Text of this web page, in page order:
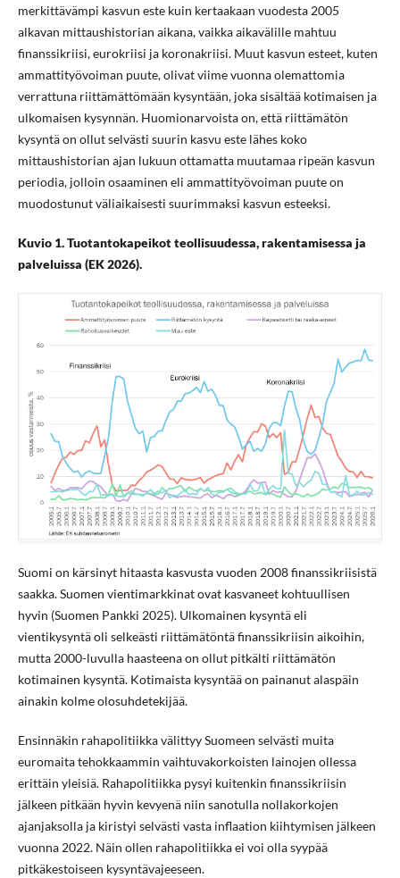
merkittävämpi kasvun este kuin kertaakaan vuodesta 2005
alkavan mittaushistorian aikana, vaikka aikavälille mahtuu
finanssikriisi, eurokriisi ja koronakriisi. Muut kasvun esteet, kuten
ammattityövoiman puute, olivat viime vuonna olemattomia
verrattuna riittämättömään kysyntään, joka sisältää kotimaisen ja
ulkomaisen kysynnän. Huomionarvoista on, että riittämätön
kysyntä on ollut selvästi suurin kasvu este lähes koko
mittaushistorian ajan lukuun ottamatta muutamaa ripeän kasvun
periodia, jolloin osaaminen eli ammattityövoiman puute on
muodostunut väliaikaisesti suurimmaksi kasvun esteeksi.
Kuvio 1. Tuotantokapeikot teollisuudessa, rakentamisessa ja
palveluissa (EK 2026).
Suomi on kärsinyt hitaasta kasvusta vuoden 2008 finanssikriisistä
saakka. Suomen vientimarkkinat ovat kasvaneet kohtuullisen
hyvin (Suomen Pankki 2025). Ulkomainen kysyntä eli
vientikysyntä oli selkeästi riittämätöntä finanssikriisin aikoihin,
mutta 2000-luvulla haasteena on ollut pitkälti riittämätön
kotimainen kysyntä. Kotimaista kysyntää on painanut alaspäin
ainakin kolme olosuhdetekijää.
Ensinnäkin rahapolitiikka välittyy Suomeen selvästi muita
euromaita tehokkaammin vaihtuvakorkoisten lainojen ollessa
erittäin yleisiä. Rahapolitiikka pysyi kuitenkin finanssikriisin
jälkeen pitkään hyvin kevyenä niin sanotulla nollakorkojen
ajanjaksolla ja kiristyi selvästi vasta inflaation kiihtymisen jälkeen
vuonna 2022. Näin ollen rahapolitiikka ei voi olla syypää
pitkäkestoiseen kysyntävajeeseen.